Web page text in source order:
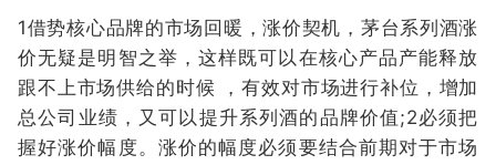
1借势核心品牌的市场回暖，涨价契机，茅台系列酒涨
价无疑是明智之举，这样既可以在核心产品产能释放
跟不上市场供给的时候 ，有效对市场进行补位，增加
总公司业绩，又可以提升系列酒的品牌价值;2必须把
握好涨价幅度。涨价的幅度必须要结合前期对于市场